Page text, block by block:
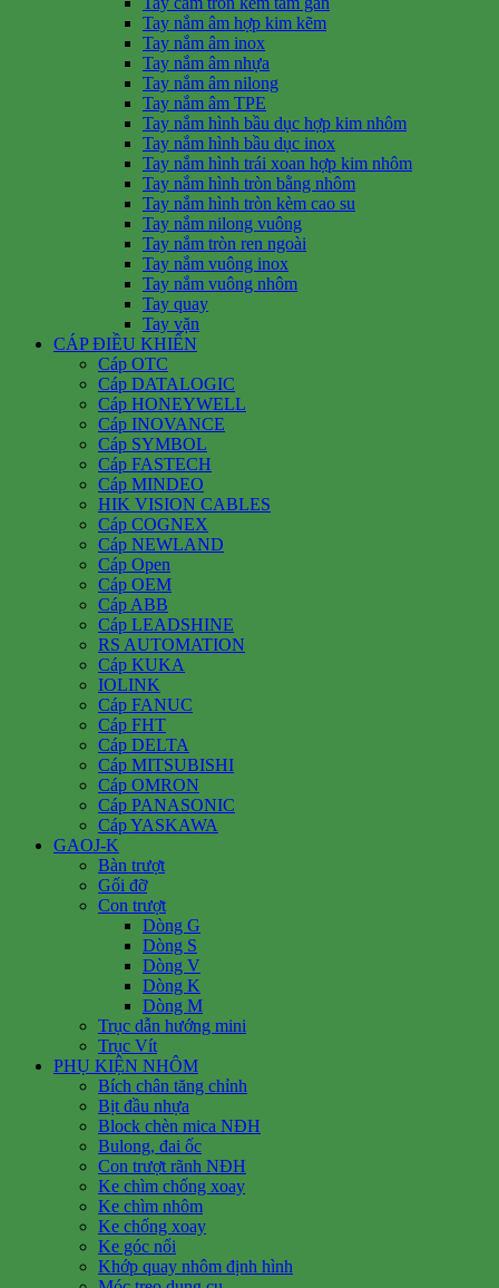
Tay nắm âm hợp kim kẽm
Tay nắm âm inox
Tay nắm âm nhựa
Tay nắm âm nilong
Tay nắm âm TPE
Tay nắm hình bầu dục hợp kim nhôm
Tay nắm hình bầu dục inox
Tay nắm hình trái xoan hợp kim nhôm
Tay nắm hình tròn bằng nhôm
Tay nắm hình tròn kèm cao su
Tay nắm nilong vuông
Tay nắm tròn ren ngoài
Tay nắm vuông inox
Tay nắm vuông nhôm
Tay quay
Tay vặn
CÁP ĐIỀU KHIỂN
Cáp OTC
Cáp DATALOGIC
Cáp HONEYWELL
Cáp INOVANCE
Cáp SYMBOL
Cáp FASTECH
Cáp MINDEO
HIK VISION CABLES
Cáp COGNEX
Cáp NEWLAND
Cáp Open
Cáp OEM
Cáp ABB
Cáp LEADSHINE
RS AUTOMATION
Cáp KUKA
IOLINK
Cáp FANUC
Cáp FHT
Cáp DELTA
Cáp MITSUBISHI
Cáp OMRON
Cáp PANASONIC
Cáp YASKAWA
GAOJ-K
Bàn trượt
Gối đỡ
Con trượt
Dòng G
Dòng S
Dòng V
Dòng K
Dòng M
Trục dẫn hướng mini
Trục Vít
PHỤ KIỆN NHÔM
Bích chân tăng chỉnh
Bịt đầu nhựa
Block chèn mica NĐH
Bulong, đai ốc
Con trượt rãnh NĐH
Ke chìm chống xoay
Ke chìm nhôm
Ke chống xoay
Ke góc nổi
Khớp quay nhôm định hình